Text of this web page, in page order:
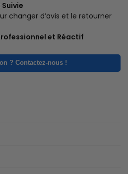
changer d’avis et le retourner
et Réactif
? Contactez-nous !